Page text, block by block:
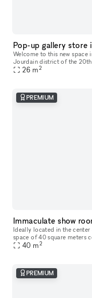
Pop-up gallery store
Welcome to this new space
Jourdain district of the 20th
contemporary art gallery,
26 m2
PREMIUM
Immaculate show
Ideally located in the
space of 40 square meters
store front is ideal to
40 m2
PREMIUM